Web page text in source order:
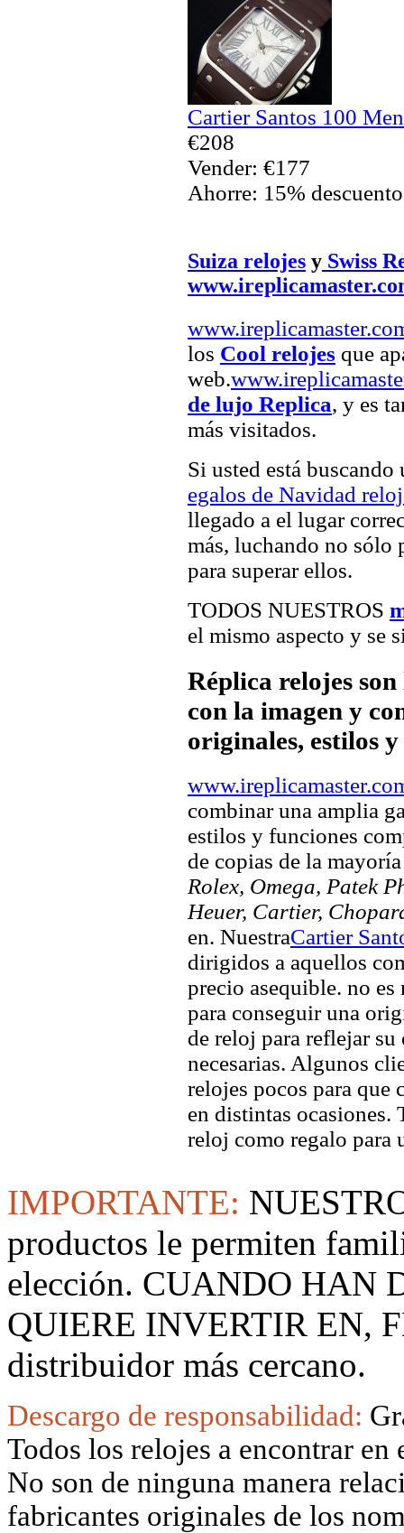
Cartier Santos 100
€208
Vender: €177
Ahorre: 15% descuento
Suiza relojes y Swiss
los Cool relojes que
web.
de lujo Replica, y es
más visitados.
Si usted está
egalos de Navidad
llegado a el lugar
más, luchando no sólo
para superar ellos.
TODOS NUESTROS
el mismo aspecto y se
Réplica relojes
con la imagen y
originales, estilos
combinar una amplia
estilos y funciones
de copias de la
Rolex, Omega, Patek
Heuer, Cartier,
en. NuestraCartier
dirigidos a aquellos
precio asequible. no
para conseguir una
de reloj para reflejar
necesarias. Algunos
relojes pocos para que
en distintas ocasiones.
reloj como regalo para
IMPORTANTE:
productos le permiten
elección. CUANDO HAN
QUIERE INVERTIR EN,
distribuidor más cercano.
Descargo de responsabilidad:
Todos los relojes a encontrar
No son de ninguna manera
fabricantes originales de los